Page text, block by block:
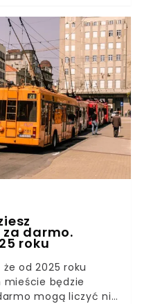
przygotowały na
ceny.
darmo.
roku
od 2025 roku
będzie
mogą liczyć nie